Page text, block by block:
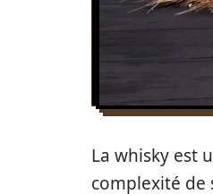
La whisky est
complexité de